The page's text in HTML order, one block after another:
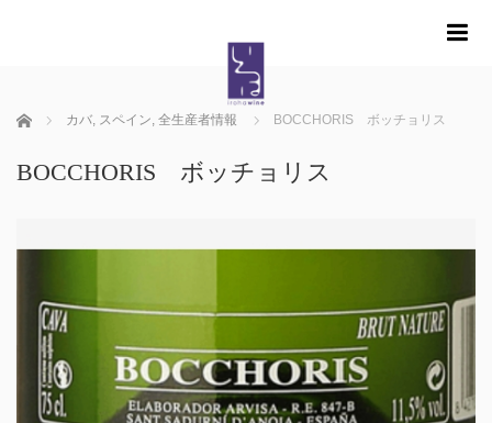
ホーム カバ, スペイン, 全生産者情報 BOCCHORIS ボッチョリス
BOCCHORIS ボッチョリス